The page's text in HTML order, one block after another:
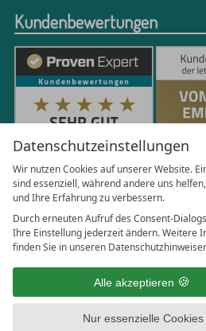
Datenschutzeinstellungen
Wir nutzen Cookies auf unserer Website.
sind essenziell, während andere uns
und Ihre Erfahrung zu verbessern.
Durch erneuten Aufruf des Consent-
Ihre Einstellung jederzeit ändern. Weitere
finden Sie in unseren
Alle akzeptieren
Nur essenzielle Cookies
Kundenbewertungen